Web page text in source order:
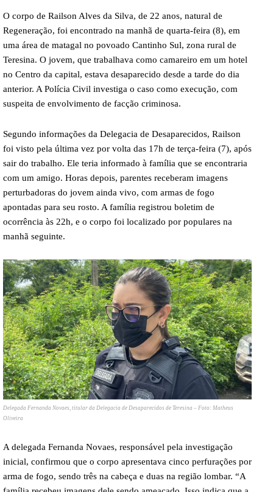
O corpo de Railson Alves da Silva, de 22 anos, natural de
Regeneração, foi encontrado na manhã de quarta-feira (8), em
uma área de matagal no povoado Cantinho Sul, zona rural de
Teresina. O jovem, que trabalhava como camareiro em um hotel
no Centro da capital, estava desaparecido desde a tarde do dia
anterior. A Polícia Civil investiga o caso como execução, com
suspeita de envolvimento de facção criminosa.
Segundo informações da Delegacia de Desaparecidos, Railson
foi visto pela última vez por volta das 17h de terça-feira (7), após
sair do trabalho. Ele teria informado à família que se encontraria
com um amigo. Horas depois, parentes receberam imagens
perturbadoras do jovem ainda vivo, com armas de fogo
apontadas para seu rosto. A família registrou boletim de
ocorrência às 22h, e o corpo foi localizado por populares na
manhã seguinte.
Delegada Fernanda Novaes, titular da Delegacia de Desaparecidos de Teresina – Foto: Matheus
Oliveira
A delegada Fernanda Novaes, responsável pela investigação
inicial, confirmou que o corpo apresentava cinco perfurações por
arma de fogo, sendo três na cabeça e duas na região lombar. “A